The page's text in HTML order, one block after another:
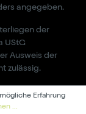
angegeben.
der
UStG
Ausweis der
zulässig.
Erfahrung
...